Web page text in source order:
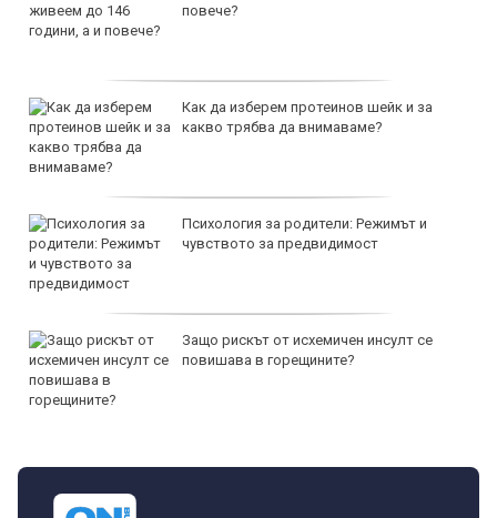
повече?
Как да изберем протеинов шейк и за
какво трябва да внимаваме?
Психология за родители: Режимът и
чувството за предвидимост
Защо рискът от исхемичен инсулт се
повишава в горещините?